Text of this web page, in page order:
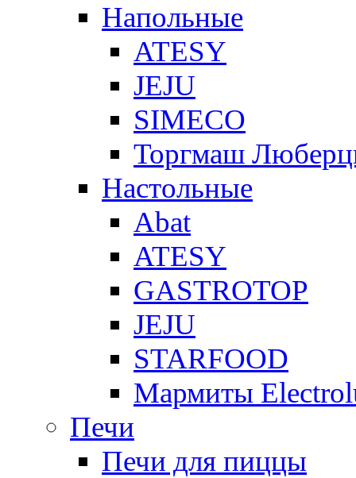
Напольные
ATESY
JEJU
SIMECO
Торгмаш
Настольные
Abat
ATESY
GASTROTOP
JEJU
STARFOOD
Мармиты
Печи
Печи для пиццы